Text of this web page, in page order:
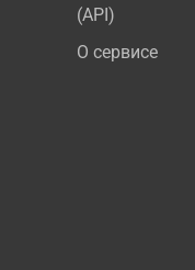
(API)
О сервисе